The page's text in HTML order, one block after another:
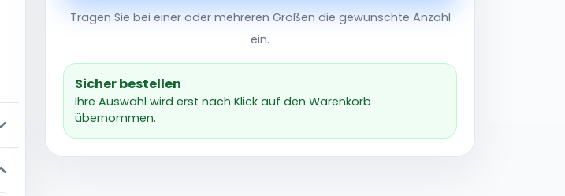
Tragen Sie bei einer oder mehreren Größen die gewünschte Anzahl
ein.
Sicher bestellen
Ihre Auswahl wird erst nach Klick auf den Warenkorb
übernommen.